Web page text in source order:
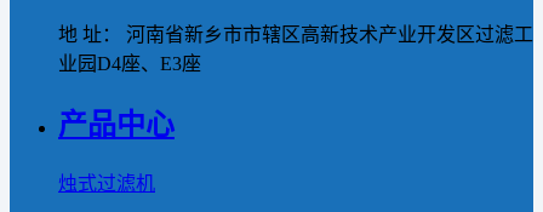
地 址： 河南省新乡市市辖区高新技术产业开发区过滤工
业园D4座、E3座
产品中心
烛式过滤机